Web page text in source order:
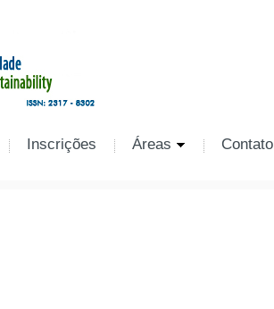
Inscrições Áreas Contato